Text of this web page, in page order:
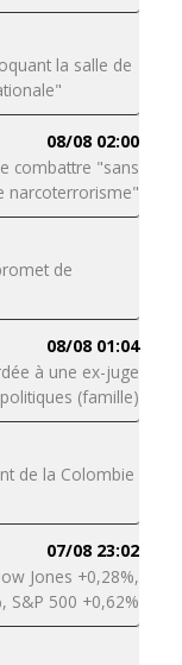
la salle de
08/08 02:00
combattre "sans
narcoterrorisme"
de
08/08 01:04
à une ex-juge
(famille)
de la Colombie
07/08 23:02
Jones +0,28%,
S&P 500 +0,62%